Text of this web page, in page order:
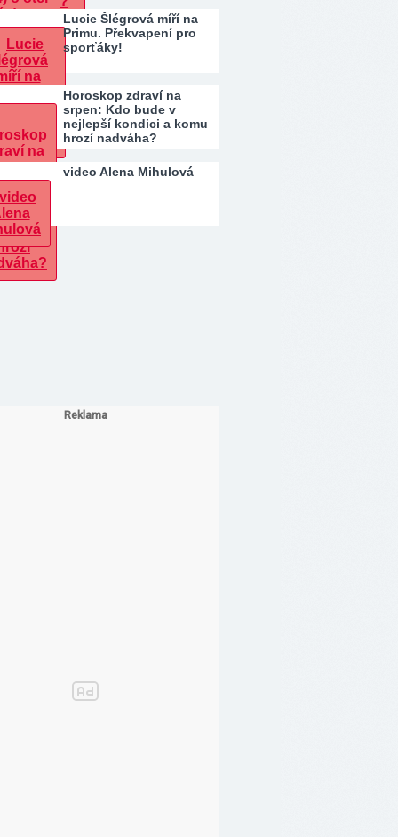
Lucie Šlégrová míří na
Primu. Překvapení pro
sporťáky!
Horoskop zdraví na
srpen: Kdo bude v
nejlepší kondici a komu
hrozí nadváha?
video Alena Mihulová